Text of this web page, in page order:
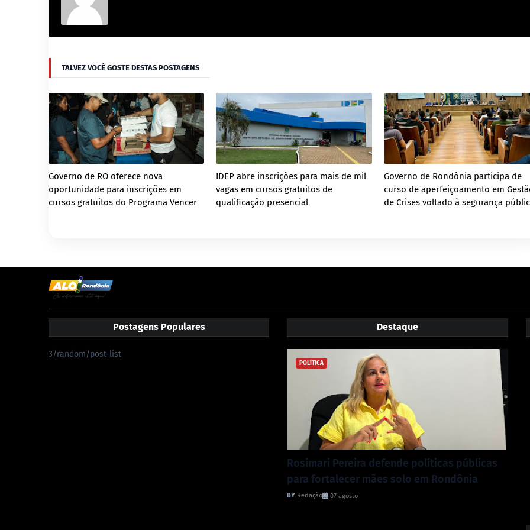
TALVEZ VOCÊ GOSTE DESTAS POSTAGENS
Governo de RO oferece nova
oportunidade para inscrições em
cursos gratuitos do Programa Vencer
IDEP abre inscrições para mais de mil
vagas em cursos gratuitos de
qualificação presencial
Governo de Rondônia participa de
curso de aperfeiçoamento em
de Crises voltado à segurança
Postagens Populares
3/random/post-list
Destaque
POLÍTICA
Rosimari Pereira defende políticas públicas
para fortalecer mães solo em Rondônia
Redação 07 agosto